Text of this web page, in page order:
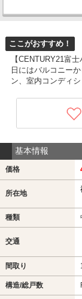
ここがおすすめ！
【CENTURY21富
日にはバルコニー
ン、室内コンディ
基本情報
価格
所在地
種類
交通
間取り
構造/総戸数